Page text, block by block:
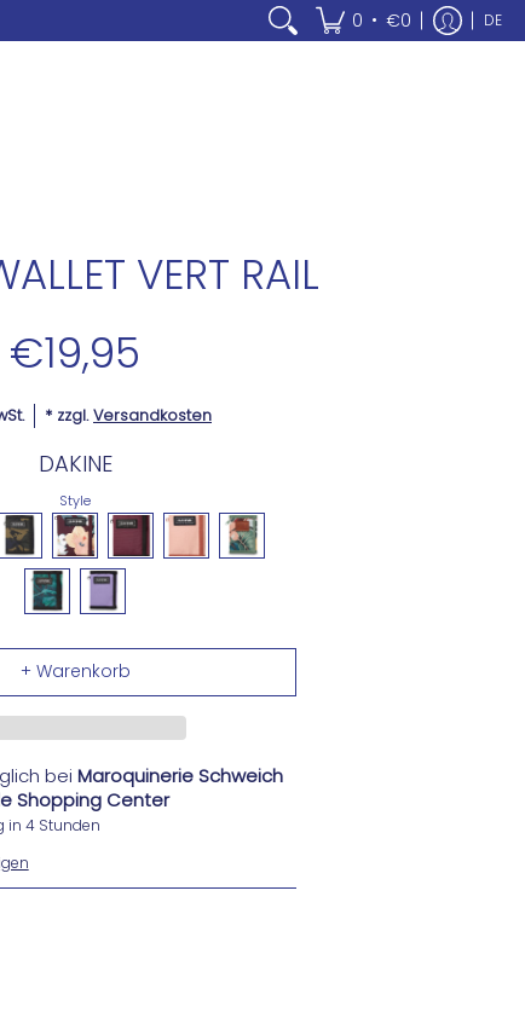
0 • €0 DE
VERT RAIL
€19,95
* zzgl.Versandkosten
DAKINE
Style
bei Maroquinerie Schweich
Shopping Center
in 4 Stunden